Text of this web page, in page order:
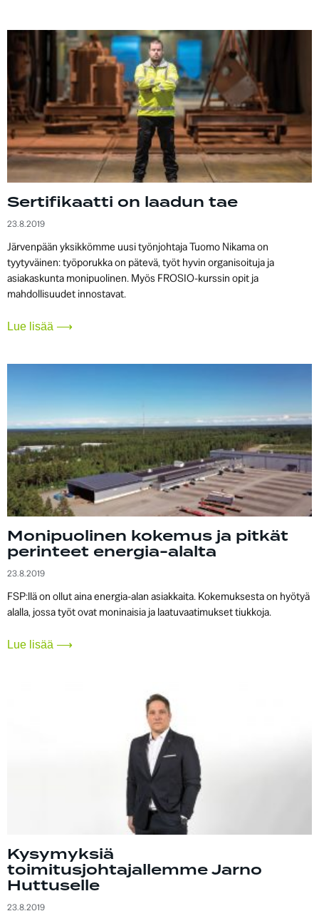
Sertifikaatti on laadun tae
23.8.2019
Järvenpään yksikkömme uusi työnjohtaja Tuomo Nikama on
tyytyväinen: työporukka on pätevä, työt hyvin organisoituja ja
asiakaskunta monipuolinen. Myös FROSIO-kurssin opit ja
mahdollisuudet innostavat.
Lue lisää ⟶
Monipuolinen kokemus ja pitkät
perinteet energia-alalta
23.8.2019
FSP:llä on ollut aina energia-alan asiakkaita. Kokemuksesta on hyötyä
alalla, jossa työt ovat moninaisia ja laatuvaatimukset tiukkoja.
Lue lisää ⟶
Kysymyksiä
toimitusjohtajallemme Jarno
Huttuselle
23.8.2019